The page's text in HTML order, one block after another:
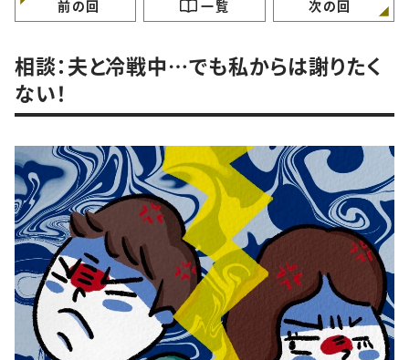
前の回 一覧 次の回
相談：夫と冷戦中…でも私からは謝りたく
ない！